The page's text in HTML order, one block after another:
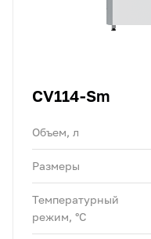
CV114-Sm
Объем, л
Размеры
Температурный
режим, °C